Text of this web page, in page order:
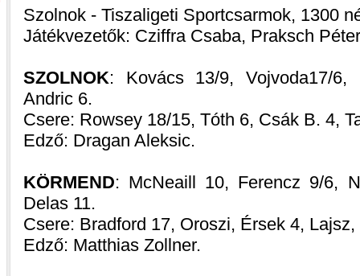
Szolnok - Tiszaligeti Sportcsarmok, 1300
Játékvezetők: Cziffra Csaba, Praksch
SZOLNOK: Kovács 13/9, Vojvoda17/
Andric 6.
Csere: Rowsey 18/15, Tóth 6, Csák B. 4,
Edző: Dragan Aleksic.
KÖRMEND: McNeaill 10, Ferencz 9/6,
Delas 11.
Csere: Bradford 17, Oroszi, Érsek 4,
Edző: Matthias Zollner.